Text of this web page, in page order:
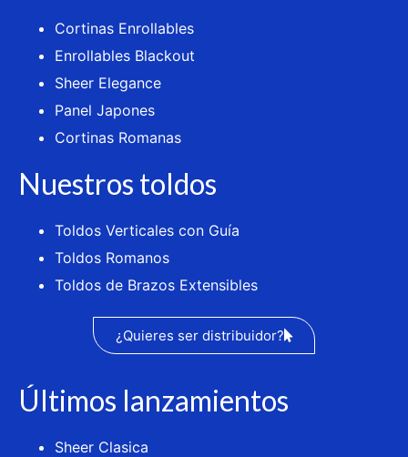
Cortinas Enrollables
Enrollables Blackout
Sheer Elegance
Panel Japones
Cortinas Romanas
Nuestros toldos
Toldos Verticales con Guía
Toldos Romanos
Toldos de Brazos Extensibles
¿Quieres ser distribuidor?
Últimos lanzamientos
Sheer Clasica